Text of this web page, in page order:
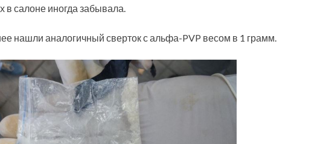
в салоне иногда забывала.
нашли аналогичный сверток с альфа-PVP весом в 1 грамм.